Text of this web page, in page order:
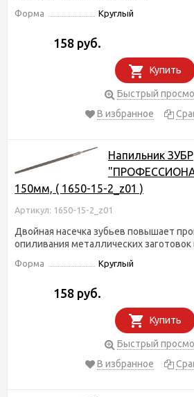
Форма Круглый
158 руб.
Купить
Быстрый
В избранное
Напильник ЗУБР
150мм, ( 1650-15-2_z01 )
Артикул: 1650-15-2_z01
Двойная насечка зубьев повышает
опиливания металлических
Форма Круглый
158 руб.
Купить
Быстрый
В избранное